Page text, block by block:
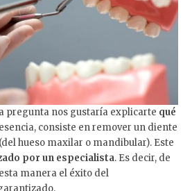
pregunta nos gustaría explicarte qué
consiste en remover un diente
hueso maxilar o mandibular). Este
por un especialista. Es decir, de
manera el éxito del